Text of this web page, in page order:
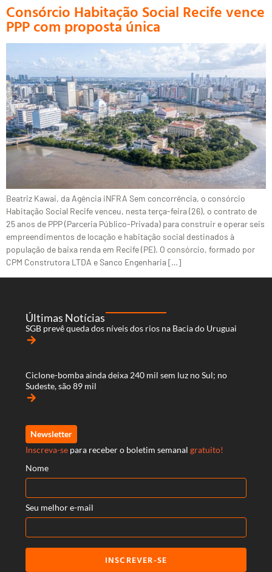
Consórcio Habitação Social Recife vence
PPP com proposta única
Beatriz Kawai, da Agência iNFRA Sem concorrência, o consórcio
Habitação Social Recife venceu, nesta terça-feira (26), o contrato de
25 anos de PPP (Parceria Público-Privada) para construir e operar seis
empreendimentos de locação e habitação social destinados à
população de baixa renda em Recife (PE). O consórcio, formado por
CPM Construtora LTDA e Sanco Engenharia […]
Últimas Notícias
SGB prevê queda dos níveis dos rios na Bacia do Uruguai
arrow_forward
Ciclone-bomba ainda deixa 240 mil sem luz no Sul; no
Sudeste, são 89 mil
arrow_forward
Newsletter
Inscreva-se para receber o boletim semanal gratuito!
Nome
Seu melhor e-mail
INSCREVER-SE